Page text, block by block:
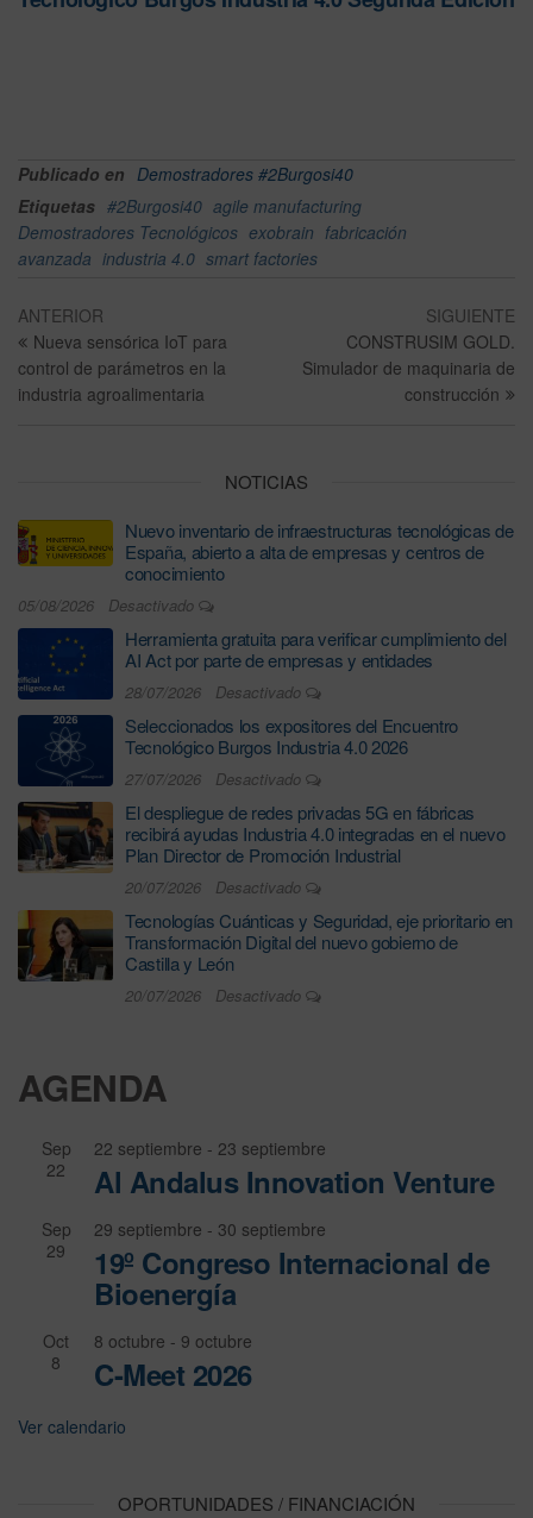
Publicado en Demostradores #2Burgosi40
Etiquetas #2Burgosi40 agile manufacturing
Demostradores Tecnológicos exobrain fabricación
avanzada industria 4.0 smart factories
ANTERIOR
Nueva sensórica IoT para
control de parámetros en la
industria agroalimentaria
SIGUIENTE
CONSTRUSIM GOLD.
Simulador de maquinaria de
construcción
NOTICIAS
Nuevo inventario de infraestructuras tecnológicas de
España, abierto a alta de empresas y centros de
conocimiento
05/08/2026 Desactivado
Herramienta gratuita para verificar cumplimiento del
AI Act por parte de empresas y entidades
28/07/2026 Desactivado
Seleccionados los expositores del Encuentro
Tecnológico Burgos Industria 4.0 2026
27/07/2026 Desactivado
El despliegue de redes privadas 5G en fábricas
recibirá ayudas Industria 4.0 integradas en el nuevo
Plan Director de Promoción Industrial
20/07/2026 Desactivado
Tecnologías Cuánticas y Seguridad, eje prioritario en
Transformación Digital del nuevo gobierno de
Castilla y León
20/07/2026 Desactivado
AGENDA
Sep
22
22 septiembre - 23 septiembre
Al Andalus Innovation Venture
Sep
29
29 septiembre - 30 septiembre
19º Congreso Internacional de
Bioenergía
Oct
8
8 octubre - 9 octubre
C-Meet 2026
Ver calendario
OPORTUNIDADES / FINANCIACIÓN